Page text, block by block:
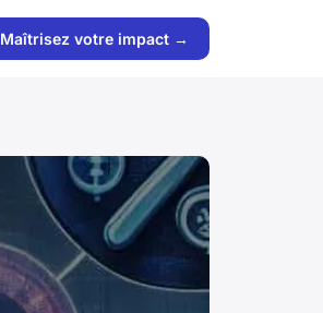
Maîtrisez votre impact →